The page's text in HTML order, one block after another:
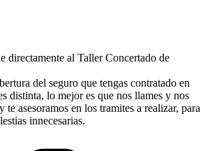
directamente al Taller Concertado de
del seguro que tengas contratado en
distinta, lo mejor es que nos llames y nos
te asesoramos en los tramites a realizar, para
innecesarias.